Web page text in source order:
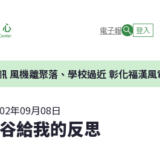
電子報 登入
風機離聚落、學校過近 彰化福漢風
年09月08日
給我的反思